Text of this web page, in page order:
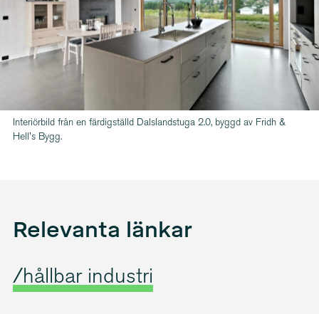
Interiörbild från en färdigställd Dalslandstuga 2.0, byggd av Fridh &
Hell's Bygg.
Relevanta länkar
/hållbar industri